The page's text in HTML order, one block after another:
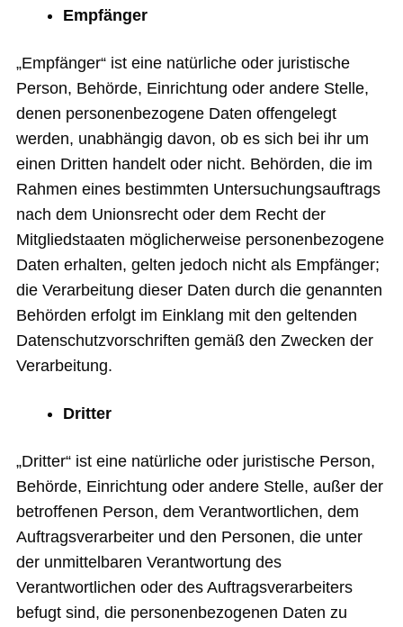
Empfänger
„Empfänger“ ist eine natürliche oder juristische
Person, Behörde, Einrichtung oder andere Stelle,
denen personenbezogene Daten offengelegt
werden, unabhängig davon, ob es sich bei ihr um
einen Dritten handelt oder nicht. Behörden, die im
Rahmen eines bestimmten Untersuchungsauftrags
nach dem Unionsrecht oder dem Recht der
Mitgliedstaaten möglicherweise personenbezogene
Daten erhalten, gelten jedoch nicht als Empfänger;
die Verarbeitung dieser Daten durch die genannten
Behörden erfolgt im Einklang mit den geltenden
Datenschutzvorschriften gemäß den Zwecken der
Verarbeitung.
Dritter
„Dritter“ ist eine natürliche oder juristische Person,
Behörde, Einrichtung oder andere Stelle, außer der
betroffenen Person, dem Verantwortlichen, dem
Auftragsverarbeiter und den Personen, die unter
der unmittelbaren Verantwortung des
Verantwortlichen oder des Auftragsverarbeiters
befugt sind, die personenbezogenen Daten zu